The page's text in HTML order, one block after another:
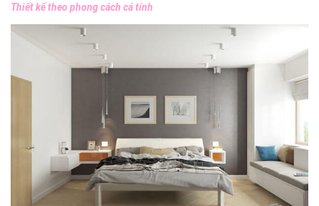
Thiết kế theo phong cách cá tính